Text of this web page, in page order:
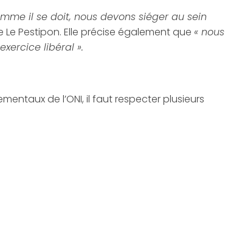
il se doit, nous devons siéger au sein
Le Pestipon. Elle précise également que « nous
libéral ».
de l’ONI, il faut respecter plusieurs